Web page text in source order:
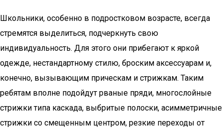
Школьники, особенно в подростковом возрасте, всегда
стремятся выделиться, подчеркнуть свою
индивидуальность. Для этого они прибегают к яркой
одежде, нестандартному стилю, броским аксессуарам и,
конечно, вызывающим прическам и стрижкам. Таким
ребятам вполне подойдут рваные пряди, многослойные
стрижки типа каскада, выбритые полоски, асимметричные
стрижки со смещенным центром, резкие переходы от